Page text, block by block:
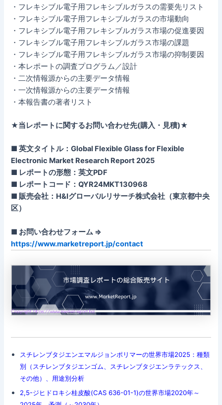
・フレキシブル電子用フレキシブルガラスの需要先リスト
・フレキシブル電子用フレキシブルガラスの市場動向
・フレキシブル電子用フレキシブルガラス市場の促進要因
・フレキシブル電子用フレキシブルガラス市場の課題
・フレキシブル電子用フレキシブルガラス市場の抑制要因
・本レポートの調査プログラム／設計
・二次情報源からの主要データ情報
・一次情報源からの主要データ情報
・本報告書の著者リスト
★当レポートに関するお問い合わせ先(購入・見積)★
■ 英文タイトル：Global Flexible Glass for Flexible
Electronic Market Research Report 2025
■ レポートの形態：英文PDF
■ レポートコード：QYR24MKT130968
■ 販売会社：H&Iグローバルリサーチ株式会社（東京都中央
区）
■ お問い合わせフォーム ⇒
https://www.marketreport.jp/contact
スチレンブタジエンエマルジョンポリマーの世界市場2025：種類
別（スチレンブタジエンゴム、スチレンブタジエンラテックス、
その他）、用途別分析
2,5-ジヒドロキシ桂皮酸(CAS 636-01-1)の世界市場2020年～